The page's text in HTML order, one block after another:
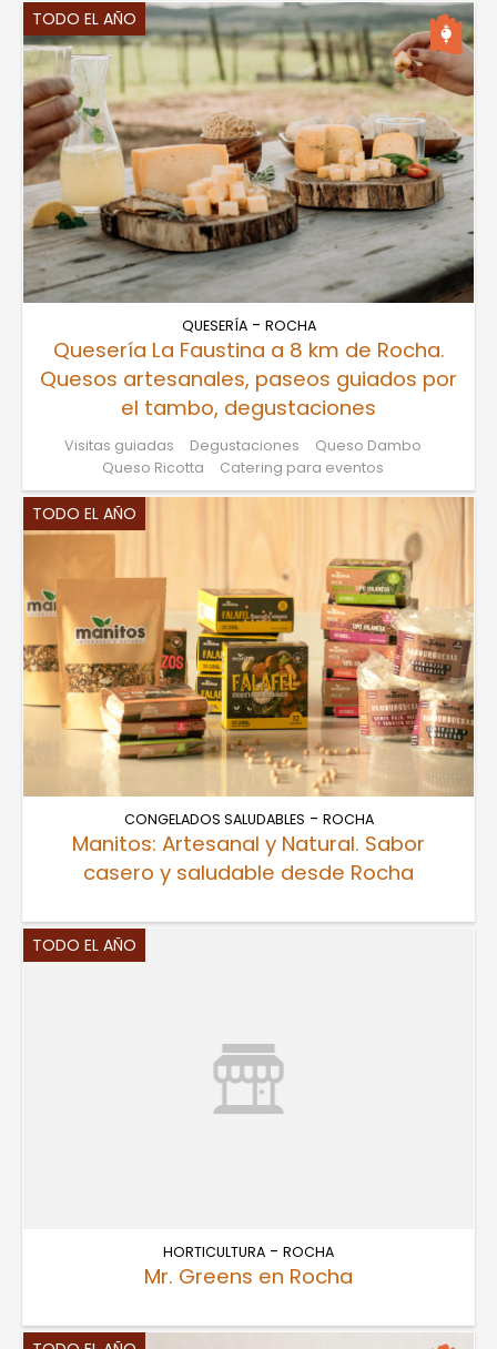
TODO EL AÑO
QUESERÍA- ROCHA
Quesería La Faustina a 8 km de Rocha.
Quesos artesanales, paseos guiados por
el tambo, degustaciones
Visitas guiadas Degustaciones
Queso Dambo
Queso Ricotta
Catering para eventos
TODO EL AÑO
CONGELADOS SALUDABLES - ROCHA
Manitos: Artesanal y Natural. Sabor
casero y saludable desde Rocha
TODO EL AÑO
HORTICULTURA - ROCHA
Mr. Greens en Rocha